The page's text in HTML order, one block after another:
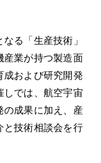
る「生産技術」
産業が持つ製造面
成および研究開発
しでは、航空宇宙
の成果に加え、産
と技術相談会を行